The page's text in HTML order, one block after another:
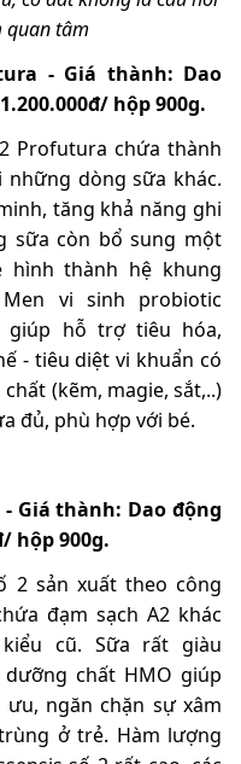
quan tâm
- Giá thành: Dao
hộp 900g.
Profutura chứa thành
những dòng sữa khác.
tăng khả năng ghi
sữa còn bổ sung một
hình thành hệ khung
Men vi sinh probiotic
giúp hỗ trợ tiêu hóa,
- tiêu diệt vi khuẩn có
(kẽm, magie, sắt,..)
đủ, phù hợp với bé.
- Giá thành: Dao động
hộp 900g.
2 sản xuất theo công
đạm sạch A2 khác
cũ. Sữa rất giàu
dưỡng chất HMO giúp
ngăn chặn sự xâm
ở trẻ. Hàm lượng